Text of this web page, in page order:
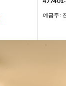
예금주 :